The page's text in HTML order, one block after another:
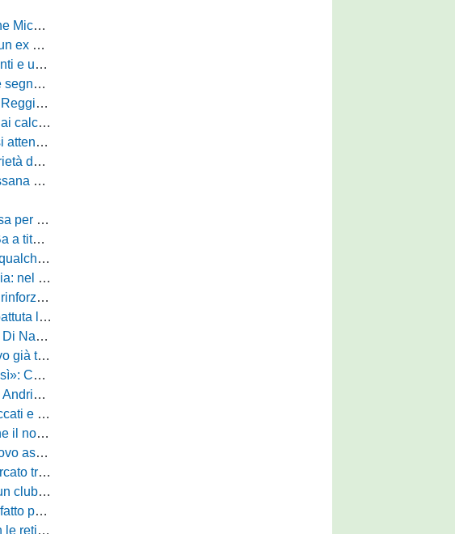
ritorno
ritiro
Fofana
punta
Torres
e Palma
Coppa
Foggia
irpino
Padova
Conti
Okaka
del club
a Daffara
Coppa
Pietra
e Maggio